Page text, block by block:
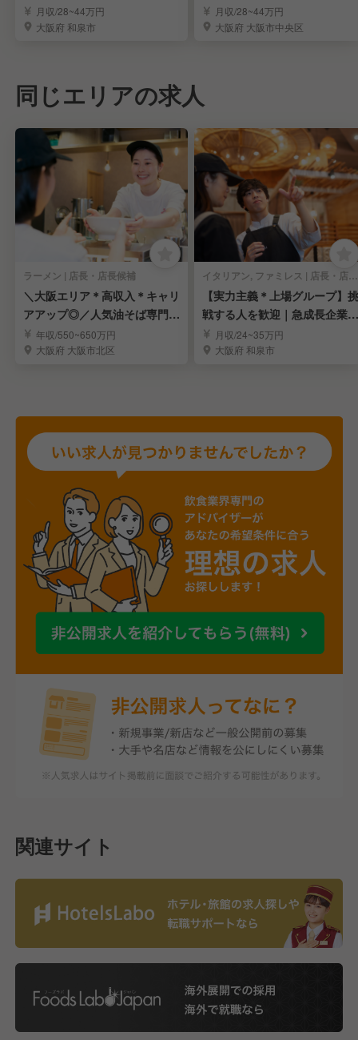
店長候補募集
月収/28~44万円
大阪府 和泉市
店長・店長候補
月収/28~44万円
大阪府 大阪市中央区
同じエリアの求人
ラーメン | 店長・店長候補
＼大阪エリア＊高収入＊キャリ
アアップ◎／人気油そば専門店
の店長候補を募集！
年収/550~650万円
大阪府 大阪市北区
イタリアン, ファミレス | 店長・店長候補
【実力主義＊上場グループ】挑
戦する人を歓迎｜急成長企業で
キャリアを実現
月収/24~35万円
大阪府 和泉市
関連サイト